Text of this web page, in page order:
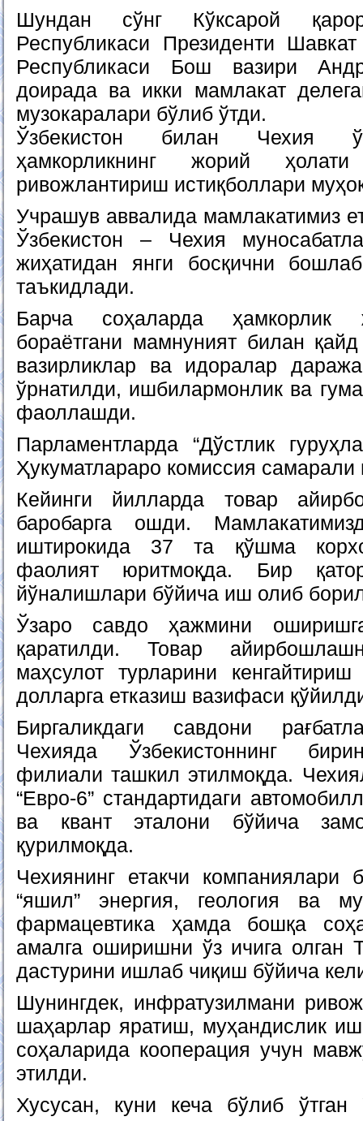
Шундан сўнг Кўксарой
Республикаси Президенти
Республикаси Бош вазири
доирада ва икки мамлакат
музокаралари бўлиб ўтди.
Ўзбекистон билан Чехия
ҳамкорликнинг жорий
ривожлантириш истиқболлари
Учрашув аввалида мамлакатимиз
Ўзбекистон – Чехия
жиҳатидан янги босқични
таъкидлади.
Барча соҳаларда ҳамкорлик
бораётгани мамнуният билан
вазирликлар ва идоралар
ўрнатилди, ишбилармонлик ва
фаоллашди.
Парламентларда “Дўстлик
Ҳукуматлараро комиссия
Кейинги йилларда товар
баробарга ошди.
иштирокида 37 та қўшма
фаолият юритмоқда. Бир
йўналишлари бўйича иш олиб
Ўзаро савдо ҳажмини
қаратилди. Товар
маҳсулот турларини
долларга етказиш вазифаси
Биргаликдаги савдони
Чехияда Ўзбекистоннинг
филиали ташкил этилмоқда.
“Евро-6” стандартидаги
ва квант эталони бўйича
қурилмоқда.
Чехиянинг етакчи компаниялари
“яшил” энергия, геология ва
фармацевтика ҳамда бошқа
амалга оширишни ўз ичига олган
дастурини ишлаб чиқиш бўйича
Шунингдек, инфратузилмани
шаҳарлар яратиш, муҳандислик
соҳаларида кооперация учун
этилди.
Хусусан, куни кеча бўлиб ўтган